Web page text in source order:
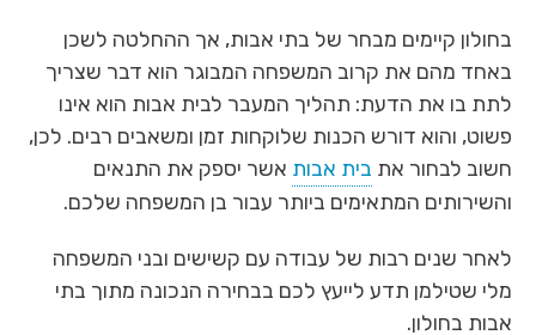
בחולון קיימים מבחר של בתי אבות, אך ההחלטה לשכן
באחד מהם את קרוב המשפחה המבוגר הוא דבר שצריך
לתת בו את הדעת: תהליך המעבר לבית אבות הוא אינו
פשוט, והוא דורש הכנות שלוקחות זמן ומשאבים רבים. לכן,
חשוב לבחור את בית אבות אשר יספק את התנאים
והשירותים המתאימים ביותר עבור בן המשפחה שלכם.
לאחר שנים רבות של עבודה עם קשישים ובני המשפחה
מלי שטילמן תדע לייעץ לכם בבחירה הנכונה מתוך בתי
אבות בחולון.